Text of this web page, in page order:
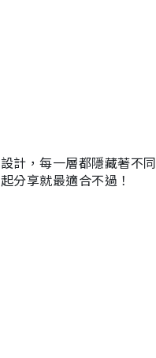
計，每一層都隱藏著不
分享就最適合不過！